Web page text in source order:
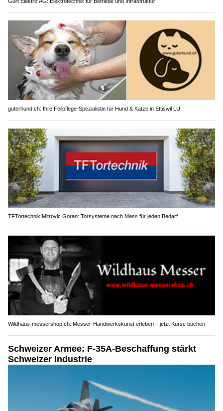
guterhund.ch: Ihre Fellpflege-Spezialistin für Hund & Katze in Ettiswil LU
TFTortechnik Mitrovic Goran: Torsysteme nach Mass für jeden Bedarf
Wildhaus-messershop.ch: Messer-Handwerkskunst erleben – jetzt Kurse buchen
Schweizer Armee: F-35A-Beschaffung stärkt
Schweizer Industrie